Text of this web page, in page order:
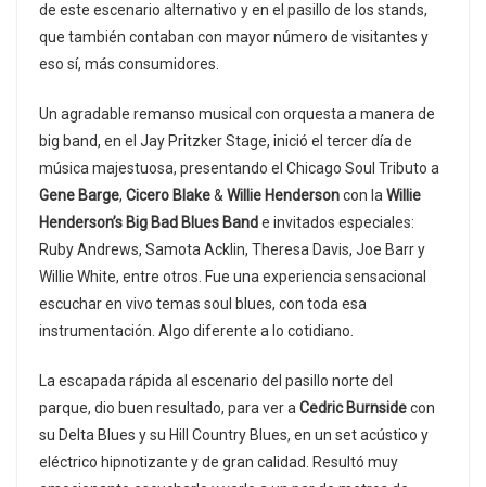
de este escenario alternativo y en el pasillo de los stands,
que también contaban con mayor número de visitantes y
eso sí, más consumidores.
Un agradable remanso musical con orquesta a manera de
big band, en el Jay Pritzker Stage, inició el tercer día de
música majestuosa, presentando el Chicago Soul Tributo a
Gene Barge, Cicero Blake& Willie Hendersoncon la Willie
Henderson’s Big Bad Blues Bande invitados especiales:
Ruby Andrews, Samota Acklin, Theresa Davis, Joe Barr y
Willie White, entre otros. Fue una experiencia sensacional
escuchar en vivo temas soul blues, con toda esa
instrumentación. Algo diferente a lo cotidiano.
La escapada rápida al escenario del pasillo norte del
parque, dio buen resultado, para ver a Cedric Burnsidecon
su Delta Blues y su Hill Country Blues, en un set acústico y
eléctrico hipnotizante y de gran calidad. Resultó muy